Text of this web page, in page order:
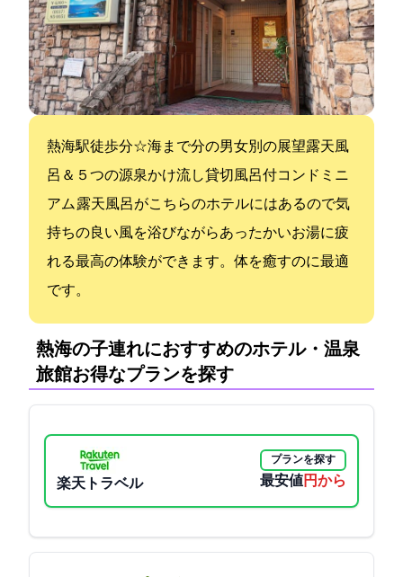
熱海駅徒歩7分☆海まで3分の男女別の展望露天風
呂＆５つの源泉かけ流し貸切風呂付コンドミニ
アム 露天風呂がこちらのホテルにはあるので気
持ちの良い風を浴びながらあったかいお湯に疲
れる最高の体験ができます。体を癒すのに最適
です。
熱海の子連れにおすすめのホテル・温泉
旅館:お得なプランを探す
楽天トラベル
プランを探す
最安値3150円から